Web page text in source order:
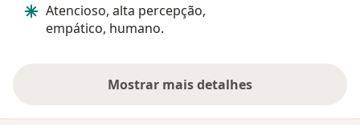
Atencioso, alta percepção,
empático, humano.
Mostrar mais detalhes
sobre a experiência